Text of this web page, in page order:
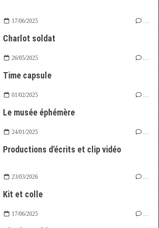
17/06/2025
Charlot soldat
26/05/2025
Time capsule
01/02/2025
Le musée éphémère
24/01/2025
Productions d'écrits et clip vidéo
23/03/2026
Kit et colle
17/06/2025